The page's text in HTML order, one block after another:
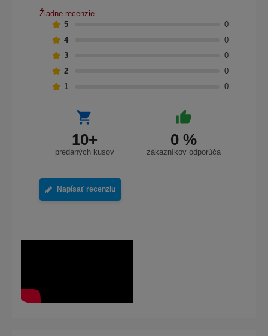
Žiadne recenzie
5
0
4
0
3
0
2
0
1
0
10+
predaných kusov
0 %
zákazníkov odporúča
Napísať recenziu